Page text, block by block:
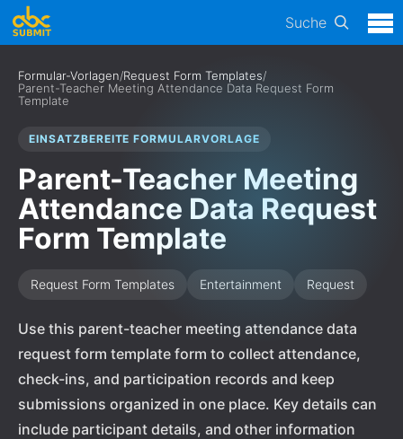
Suche
Formular-Vorlagen/Request Form Templates/
Parent-Teacher Meeting Attendance Data Request Form
Template
EINSATZBEREITE FORMULARVORLAGE
Parent-Teacher Meeting
Attendance Data Request
Form Template
Request Form Templates Entertainment Request
Use this parent-teacher meeting attendance data
request form template form to collect attendance,
check-ins, and participation records and keep
submissions organized in one place. Key details can
include participant details, and other information